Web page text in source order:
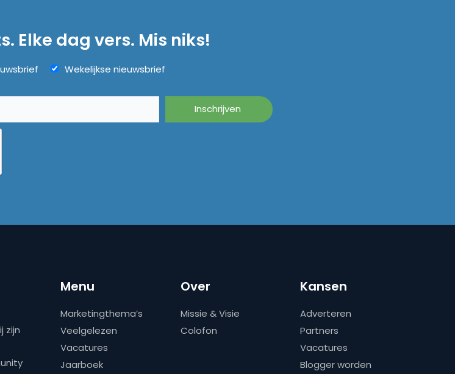
Elke dag vers. Mis niks!
Wekelijkse nieuwsbrief
zijn
Menu
Marketingthema’s
Veelgelezen
Vacatures
Jaarboek
Over
Missie & Visie
Colofon
Kansen
Adverteren
Partners
Vacatures
Blogger worden